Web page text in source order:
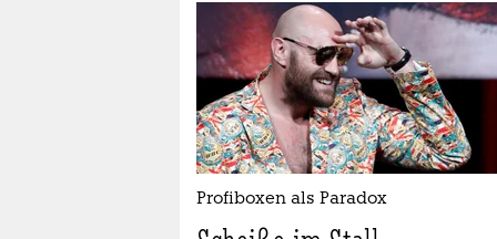
Profiboxen als Paradox